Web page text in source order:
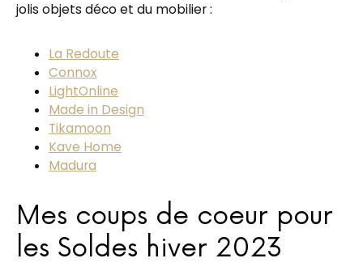
jolis objets déco et du mobilier :
La Redoute
Connox
LightOnline
Made in Design
Tikamoon
Kave Home
Madura
Mes coups de coeur pour
les Soldes hiver 2023